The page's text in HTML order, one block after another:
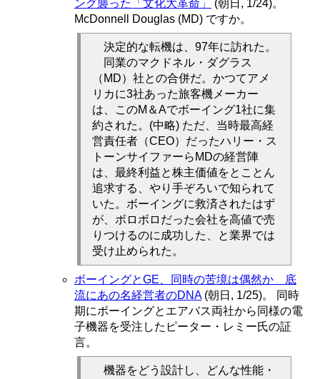
ング襲った「文化大革命」
(朝日, 1/24)。
McDonnell Douglas (MD) ですか。
決定的な転機は、97年に訪れた。
同業のマクドネル・ダグラス
（MD）社との合併だ。かつてアメ
リカに3社あった旅客機メーカー
は、このM＆Aでボーイング1社に集
約された。(中略) ただ、当時最高経
営責任者（CEO）だったハリー・ス
トーンサイファーらMDの経営陣
は、最終利益と株主価値をとことん
追求する、やり手ぞろいで知られて
いた。ボーイングに救済されたはず
が、ボロボロだった会社を高値で売
りつけるのに成功した、と業界では
受け止められた。
ボーイングとGE、同時の苦境は偶然か 底
流にあの名経営者のDNA(朝日, 1/25)。 同時
期にボーイングとエアバス両社から同様の電
子機器を受注したピーター・レミー氏の証
言。
機器をどう設計し、どんな性能・